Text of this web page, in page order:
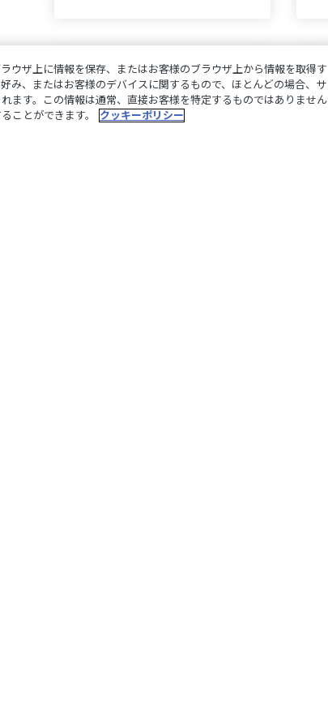
ウザ上に情報を保存、またはお客様のブラウザ上から情報を取得す
み、またはお客様のデバイスに関するもので、ほとんどの場合、サ
ます。この情報は通常、直接お客様を特定するものではありません
ことができます。
クッキーポリシー